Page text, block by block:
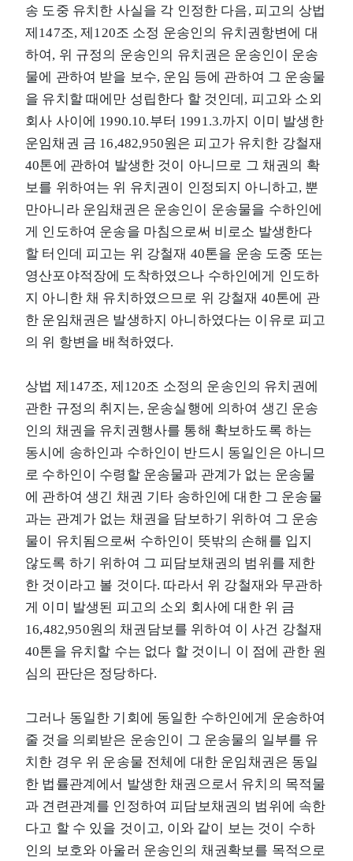
송 도중 유치한 사실을 각 인정한 다음, 피고의 상법
제147조, 제120조 소정 운송인의 유치권항변에 대
하여, 위 규정의 운송인의 유치권은 운송인이 운송
물에 관하여 받을 보수, 운임 등에 관하여 그 운송물
을 유치할 때에만 성립한다 할 것인데, 피고와 소외
회사 사이에 1990.10.부터 1991.3.까지 이미 발생한
운임채권 금 16,482,950원은 피고가 유치한 강철재
40톤에 관하여 발생한 것이 아니므로 그 채권의 확
보를 위하여는 위 유치권이 인정되지 아니하고, 뿐
만아니라 운임채권은 운송인이 운송물을 수하인에
게 인도하여 운송을 마침으로써 비로소 발생한다
할 터인데 피고는 위 강철재 40톤을 운송 도중 또는
영산포야적장에 도착하였으나 수하인에게 인도하
지 아니한 채 유치하였으므로 위 강철재 40톤에 관
한 운임채권은 발생하지 아니하였다는 이유로 피고
의 위 항변을 배척하였다.
상법 제147조, 제120조 소정의 운송인의 유치권에
관한 규정의 취지는, 운송실행에 의하여 생긴 운송
인의 채권을 유치권행사를 통해 확보하도록 하는
동시에 송하인과 수하인이 반드시 동일인은 아니므
로 수하인이 수령할 운송물과 관계가 없는 운송물
에 관하여 생긴 채권 기타 송하인에 대한 그 운송물
과는 관계가 없는 채권을 담보하기 위하여 그 운송
물이 유치됨으로써 수하인이 뜻밖의 손해를 입지
않도록 하기 위하여 그 피담보채권의 범위를 제한
한 것이라고 볼 것이다. 따라서 위 강철재와 무관하
게 이미 발생된 피고의 소외 회사에 대한 위 금
16,482,950원의 채권담보를 위하여 이 사건 강철재
40톤을 유치할 수는 없다 할 것이니 이 점에 관한 원
심의 판단은 정당하다.
그러나 동일한 기회에 동일한 수하인에게 운송하여
줄 것을 의뢰받은 운송인이 그 운송물의 일부를 유
치한 경우 위 운송물 전체에 대한 운임채권은 동일
한 법률관계에서 발생한 채권으로서 유치의 목적물
과 견련관계를 인정하여 피담보채권의 범위에 속한
다고 할 수 있을 것이고, 이와 같이 보는 것이 수하
인의 보호와 아울러 운송인의 채권확보를 목적으로